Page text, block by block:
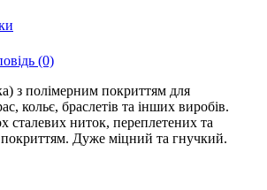
(0)
з полімерним покриттям для
кольє, браслетів та інших виробів.
сталевих ниток, переплетених та
Дуже міцний та гнучкий.